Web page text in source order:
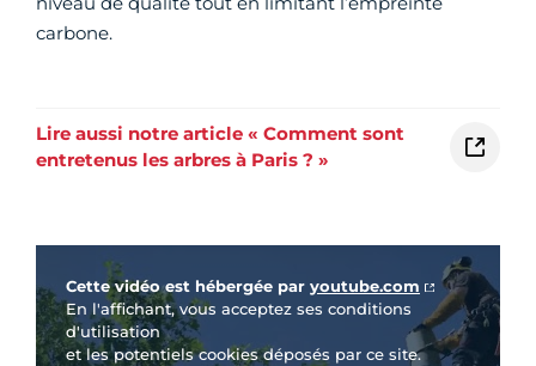
carbone.
Lire aussi notre article « Comment sont
entretenus les arbres à Paris ? »
Vidéo Youtube
Cette vidéo est hébergée par youtube.com
En l'affichant, vous acceptez ses conditions
d'utilisation
et les potentiels cookies déposés par ce site.